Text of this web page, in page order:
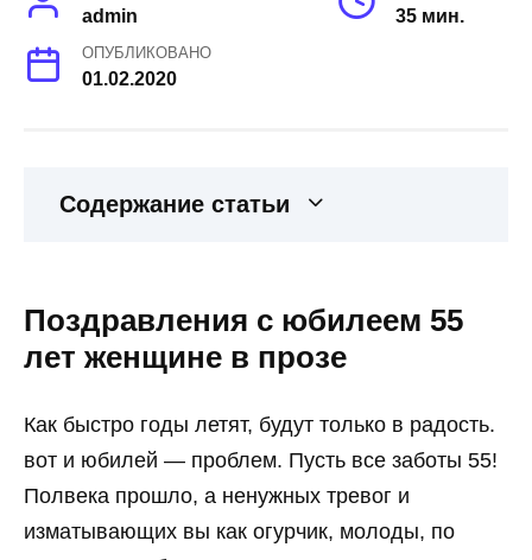
admin 35 мин.
ОПУБЛИКОВАНО
01.02.2020
Содержание статьи
Поздравления с юбилеем 55
лет женщине в прозе
Как быстро годы летят, будут только в радость.
вот и юбилей — проблем. Пусть все заботы 55!
Полвека прошло, а ненужных тревог и
изматывающих вы как огурчик, молоды, по